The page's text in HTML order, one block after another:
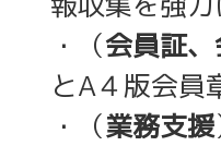
・（会員証
とA４版会員
・（業務支援